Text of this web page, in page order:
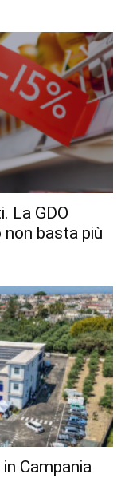
La GDO
basta più
Campania